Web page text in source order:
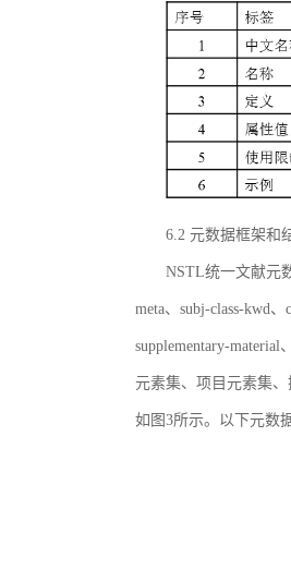
6.2 元数据框架和
NSTL统一文献元
meta、subj-class-kwd
supplementary-
元素集、项目元素集
如图3所示。以下元数